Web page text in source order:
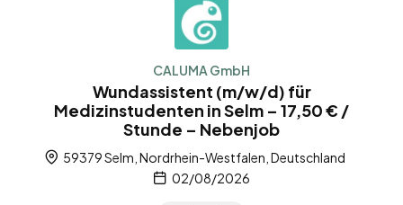
CALUMA GmbH
Wundassistent (m/w/d) für
Medizinstudenten in Selm – 17,50 € /
Stunde – Nebenjob
59379 Selm, Nordrhein-Westfalen, Deutschland
02/08/2026